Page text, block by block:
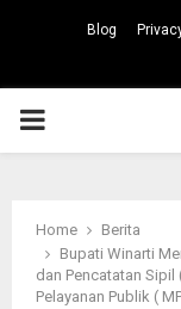
Blog
PRIMARY
Home
Berita
Bupati Winarti
dan Pencatatan Sipil
Pelayanan Publik (